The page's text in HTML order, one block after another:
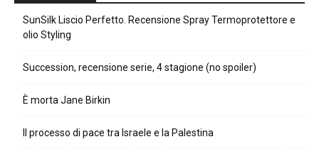
SunSilk Liscio Perfetto. Recensione Spray Termoprotettore e
olio Styling
Succession, recensione serie, 4 stagione (no spoiler)
È morta Jane Birkin
Il processo di pace tra Israele e la Palestina